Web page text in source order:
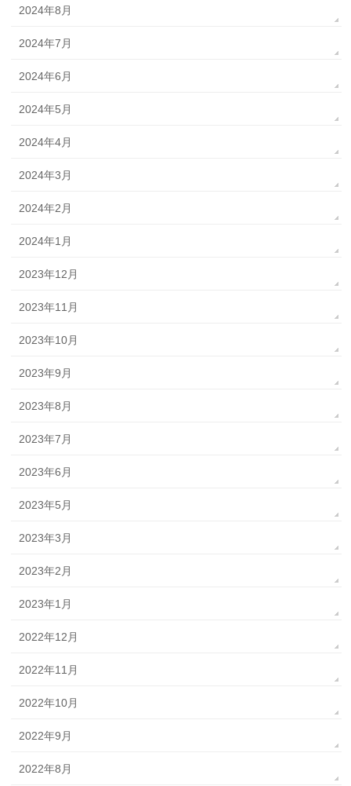
2024年8月
2024年7月
2024年6月
2024年5月
2024年4月
2024年3月
2024年2月
2024年1月
2023年12月
2023年11月
2023年10月
2023年9月
2023年8月
2023年7月
2023年6月
2023年5月
2023年3月
2023年2月
2023年1月
2022年12月
2022年11月
2022年10月
2022年9月
2022年8月